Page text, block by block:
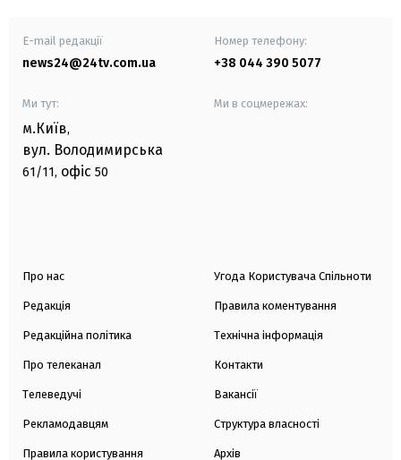
E-mail редакції
news24@24tv.com.ua
Номер телефону:
+38 044 390 5077
Ми тут:
м.Київ,
вул. Володимирська
61/11, офіс 50
Ми в соцмережах:
Про нас
Редакція
Редакційна політика
Про телеканал
Телеведучі
Рекламодавцям
Правила користування
Угода Користувача Спільноти
Правила коментування
Технічна інформація
Контакти
Вакансії
Структура власності
Архів